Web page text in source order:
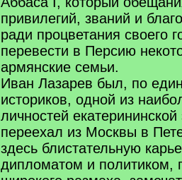
привилегий, званий и
ради процветания своего
перевести в Персию
армянские семьи.
Иван Лазарев был, по
историков, одной из
личностей
переехал из Москвы в
здесь блистательную
дипломатом и политиком,